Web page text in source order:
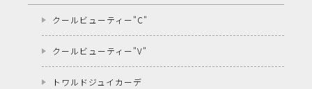
クールビューティー"C"
クールビューティー"V"
トワルドジュイカーデ